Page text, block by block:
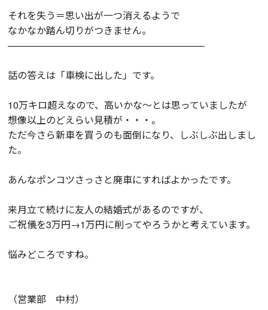
それを失う＝思い出が一つ消えるようで
なかなか踏ん切りがつきません。
————————————————————–
話の答えは「車検に出した」です。
10万キロ超えなので、高いかな～とは思っていましたが
想像以上のどえらい見積が・・・。
ただ今さら新車を買うのも面倒になり、しぶしぶ出しまし
た。
あんなポンコツさっさと廃車にすればよかったです。
来月立て続けに友人の結婚式があるのですが、
ご祝儀を3万円→1万円に削ってやろうかと考えています。
悩みどころですね。
（営業部 中村）